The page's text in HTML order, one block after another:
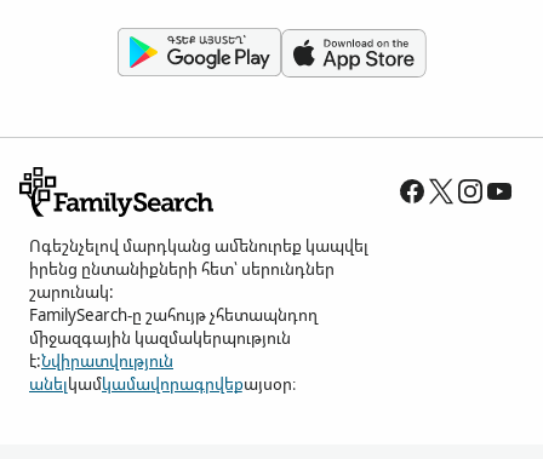
Ոգեշնչելով մարդկանց ամենուրեք կապվել
իրենց ընտանիքների հետ՝ սերունդներ
շարունակ:
FamilySearch-ը շահույթ չհետապնդող
միջազգային կազմակերպություն
է:Նվիրատվություն
անելկամկամավորագրվեքայսօր։